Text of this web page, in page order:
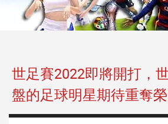
樂|
樂
透
彩
世足賽2022即將開打，
盤的足球明星期待重奪榮